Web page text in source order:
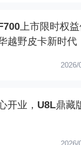
上市限时权
越野皮卡新时代
2026/
开业，U8L鼎藏
2026/